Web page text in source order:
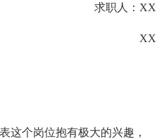
求职人：XX
XX
个岗位抱有极大的兴趣，